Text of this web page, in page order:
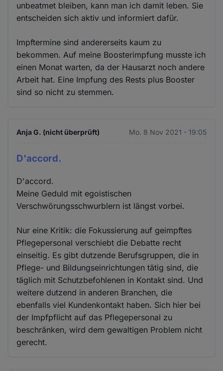
unbeatmet bleiben, kann man ich damit leben. Sie
entscheiden sich aktiv und informiert dafür.
Impftermine sind andererseits kaum zu
bekommen. Auf meine Boosterimpfung musste ich
einen Monat warten, da der Hausarzt noch andere
Arbeit hat. Eine Impfung des Rests plus Booster
sind so nicht zu stemmen.
Anja G. (nicht überprüft) Mo. 8 Nov 2021 - 19:05
D'accord.
D'accord.
Meine Geduld mit egoistischen
Verschwörungsschwurblern ist längst vorbei.
Nur eine Kritik: die Fokussierung auf geimpftes
Pflegepersonal verschiebt die Debatte recht
einseitig. Es gibt dutzende Berufsgruppen, die in
Pflege- und Bildungseinrichtungen tätig sind, die
täglich mit Schutzbefohlenen in Kontakt sind. Und
weitere dutzend in anderen Branchen, die
ebenfalls viel Kundenkontakt haben. Sich hier bei
der Impfpflicht auf das Pflegepersonal zu
beschränken, wird dem gewaltigen Problem nicht
gerecht.